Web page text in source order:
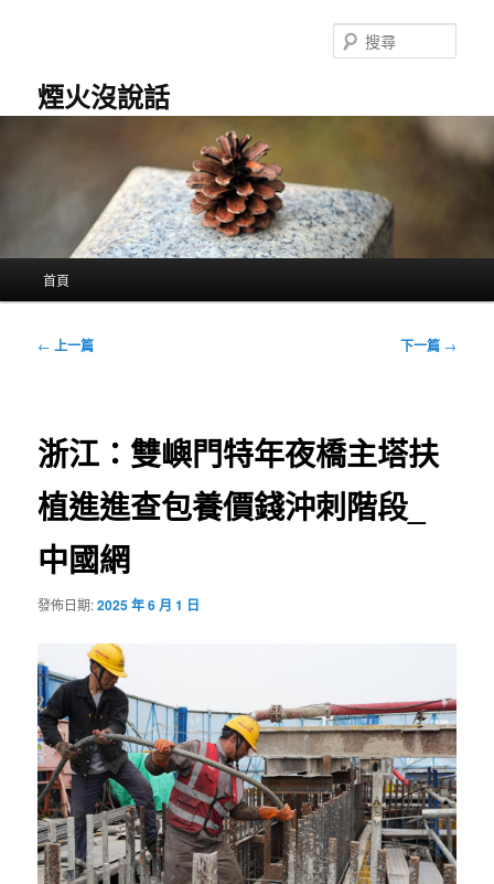
煙火沒說話
尋
首頁
文
← 上一篇 下一篇 →
浙江：雙嶼門特年夜橋主塔扶
植進進查包養價錢沖刺階段_
中國網
發佈日期:2025 年 6 月 1 日